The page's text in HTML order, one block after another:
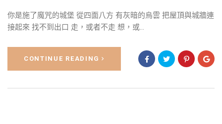
你是施了魔咒的城堡 從四面八方 有灰暗的烏雲 把屋頂與城牆連
接起來 找不到出口 走，或者不走 想，或...
CONTINUE READING